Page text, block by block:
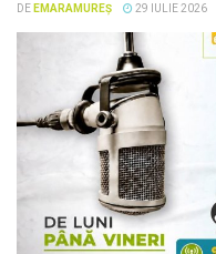
DE EMARAMUREȘ 29 IULIE 2026